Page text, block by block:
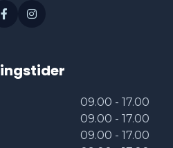
09.00 - 17.00
09.00 - 17.00
09.00 - 17.00